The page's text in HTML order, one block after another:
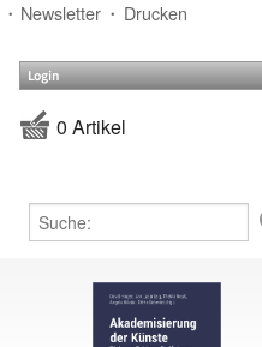
Newsletter Drucken
Login
0 Artikel